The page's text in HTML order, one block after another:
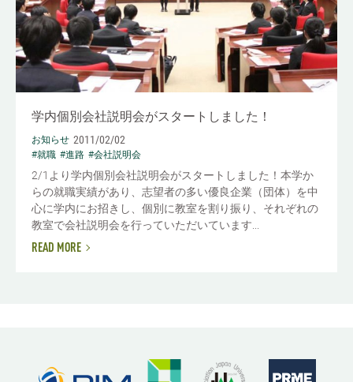
学内個別会社説明会がスタートしました！
お知らせ 2011/02/02
#就職 #進路 #会社説明会
2/1より学内個別会社説明会がスタートしました！本学か
らの就職実績があり、志望者の多い優良企業（団体）を中
心に学内にお招きし、個別に教室を割り振り、それぞれの
教室で会社説明会を行っていただいています...
READ MORE